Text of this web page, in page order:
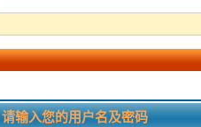
请输入您的用户名及密码